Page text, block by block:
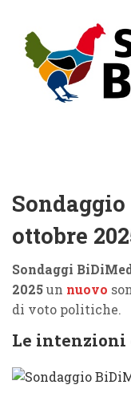
ottobre
Sondaggi
2025un nuovo
di voto politiche.
Le intenzioni